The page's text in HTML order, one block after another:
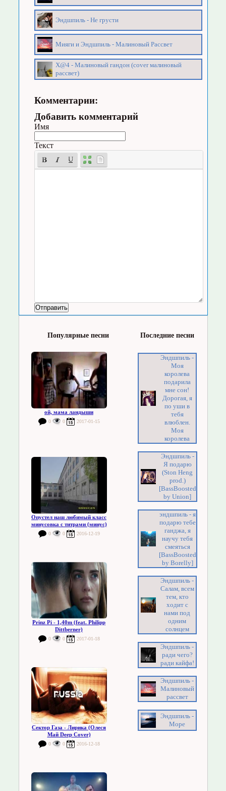
Эндшпиль - Не грусти
Мияги и Эндшпиль - Малиновый Рассвет
X@4 - Малиновый гандон (cover малиновый
рассвет)
Комментарии:
Добавить комментарий
Имя
Текст
Популярные песни
ой, мама ландыши
0 0 2017-01-15
Опустел наш любимый класс
минусовка с титрами (минус)
0 0 2016-12-19
Prinz Pi - 1,40m (feat. Philipp
Dittberner)
0 0 2017-01-18
Сектор Газа - Лирика (Олеся
Май Deep Cover)
0 0 2016-12-18
Последние песни
Эндшпиль -
Моя
королева
подарила
мне сон!
Дорогая, я
по уши в
тебя
влюблен.
Моя
королева
Эндшпиль -
Я подарю
(Ston Heng
prod.)
[BassBoosted
by Union]
эндшпиль - я
подарю тебе
ганджа, я
научу тебя
смеяться
[BassBoosted
by Borelly]
Эндшпиль -
Салам, всем
тем, кто
ходит с
нами под
одним
солнцем
Эндшпиль -
ради чего?
ради кайфа!
Эндшпиль -
Малиновый
рассвет
Эндшпиль -
Море